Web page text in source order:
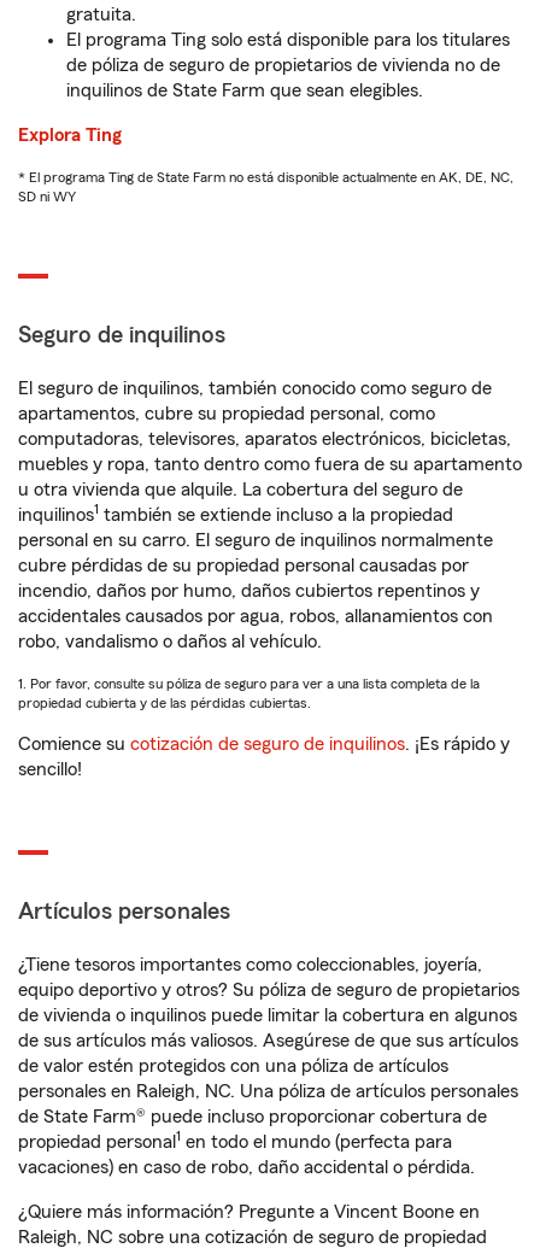
gratuita.
El programa Ting solo está disponible para los titulares
de póliza de seguro de propietarios de vivienda no de
inquilinos de State Farm que sean elegibles.
Explora Ting
* El programa Ting de State Farm no está disponible actualmente en AK, DE, NC,
SD ni WY
Seguro de inquilinos
El seguro de inquilinos, también conocido como seguro de
apartamentos, cubre su propiedad personal, como
computadoras, televisores, aparatos electrónicos, bicicletas,
muebles y ropa, tanto dentro como fuera de su apartamento
u otra vivienda que alquile. La cobertura del seguro de
inquilinos1 también se extiende incluso a la propiedad
personal en su carro. El seguro de inquilinos normalmente
cubre pérdidas de su propiedad personal causadas por
incendio, daños por humo, daños cubiertos repentinos y
accidentales causados por agua, robos, allanamientos con
robo, vandalismo o daños al vehículo.
1. Por favor, consulte su póliza de seguro para ver a una lista completa de la
propiedad cubierta y de las pérdidas cubiertas.
Comience su cotización de seguro de inquilinos. ¡Es rápido y
sencillo!
Artículos personales
¿Tiene tesoros importantes como coleccionables, joyería,
equipo deportivo y otros? Su póliza de seguro de propietarios
de vivienda o inquilinos puede limitar la cobertura en algunos
de sus artículos más valiosos. Asegúrese de que sus artículos
de valor estén protegidos con una póliza de artículos
personales en Raleigh, NC. Una póliza de artículos personales
de State Farm® puede incluso proporcionar cobertura de
propiedad personal 1 en todo el mundo (perfecta para
vacaciones) en caso de robo, daño accidental o pérdida.
¿Quiere más información? Pregunte a Vincent Boone en
Raleigh, NC sobre una cotización de seguro de propiedad